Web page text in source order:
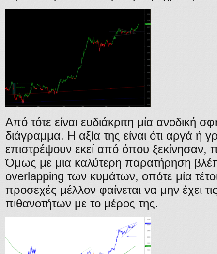
Από τότε είναι ευδιάκριτη μία ανοδική
διάγραμμα. Η αξία της είναι ότι αργά ή
επιστρέψουν εκεί από όπου
Όμως με μια καλύτερη παρατήρηση
overlapping των κυμάτων, οπότε μία
προσεχές μέλλον φαίνεται να μην έχει
πιθανοτήτων με το μέρος της.